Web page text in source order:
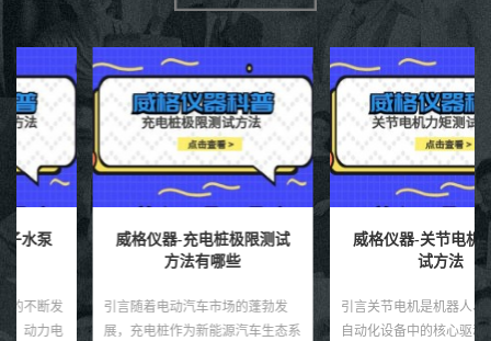
威格仪器-充电桩极限测试
方法有哪些
引言随着电动汽车市场的蓬勃发
展，充电桩作为新能源汽车生态系
威格仪器-关节电机力矩测
引言关节电机是机器人、机械臂和
自动化设备中的核心驱动部件，其